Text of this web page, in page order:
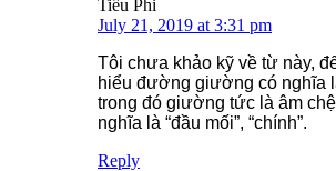
Tiểu Phi
July 21, 2019 at 3:31 pm
Tôi chưa khảo kỹ về từ này,
hiểu đường giường có nghĩa
trong đó giường tức là âm
nghĩa là “đầu mối”, “chính”.
Reply